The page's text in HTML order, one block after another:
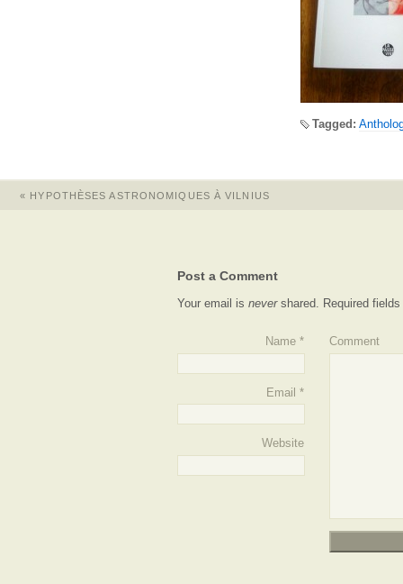
Tagged:
« HYPOTHÈSES ASTRONOMIQUES À VILNIUS
Post a Comment
Your email isnevershared. Required
Name *
Email *
Website
Comment